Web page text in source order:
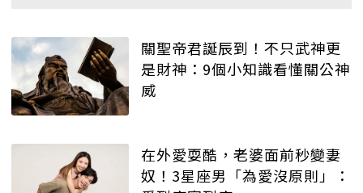
關聖帝君誕辰到！不只武神更
是財神：9個小知識看懂關公神
威
在外愛耍酷，老婆面前秒變妻
奴！3星座男「為愛沒原則」：